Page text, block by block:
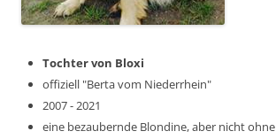
Tochter von Bloxi
offiziell "Berta vom Niederrhein"
2007 - 2021
eine bezaubernde Blondine, aber nicht ohne